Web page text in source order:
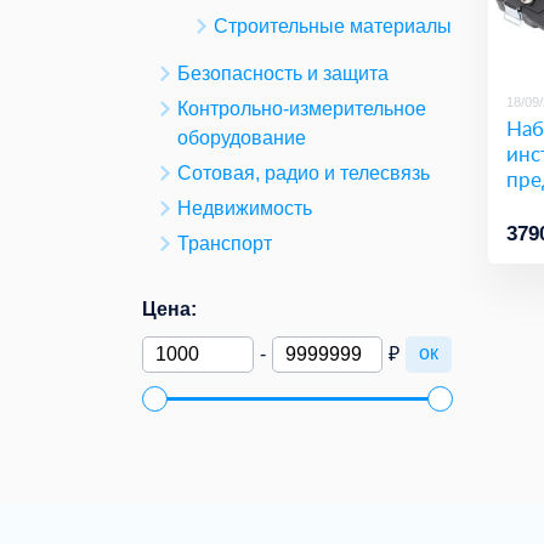
Строительные материалы
Безопасность и защита
Контрольно-измерительное
оборудование
Сотовая, радио и телесвязь
Недвижимость
Транспорт
Цена:
- ₽ ок
18/